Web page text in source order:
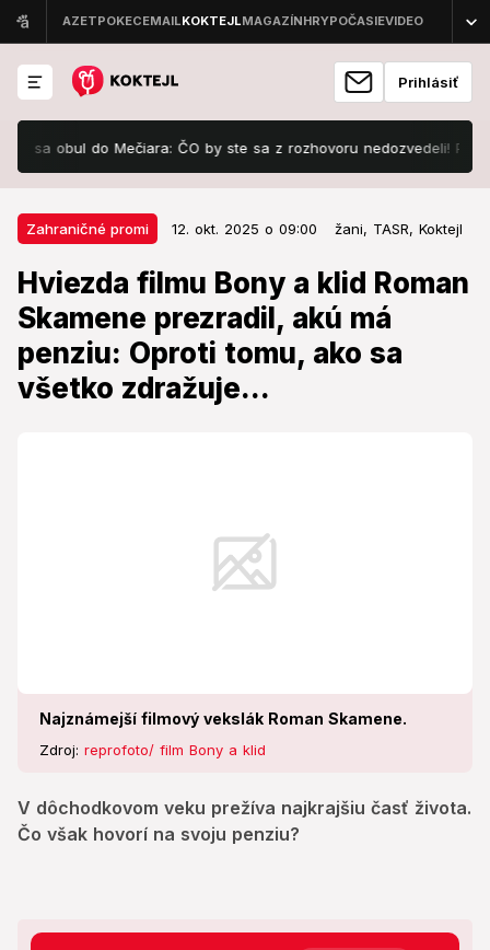
Prihlásiť
do Mečiara: ČO by ste sa z rozhovoru nedozvedeli! Paralela s
Zahraničné promi 12. okt. 2025 o 09:00 žani, TASR, Koktejl
Hviezda filmu Bony a klid Roman
Skamene prezradil, akú má
penziu: Oproti tomu, ako sa
všetko zdražuje...
Najznámejší filmový vekslák Roman Skamene.
Zdroj: reprofoto/ film Bony a klid
V dôchodkovom veku prežíva najkrajšiu časť života.
Čo však hovorí na svoju penziu?
Zahraničné promi 12. okt. 2025 o 09:00
Hviezda filmu Bony a klid Roman
Skamene prezradil, akú má
penziu: Oproti tomu, ako sa všetko
zdražuje...